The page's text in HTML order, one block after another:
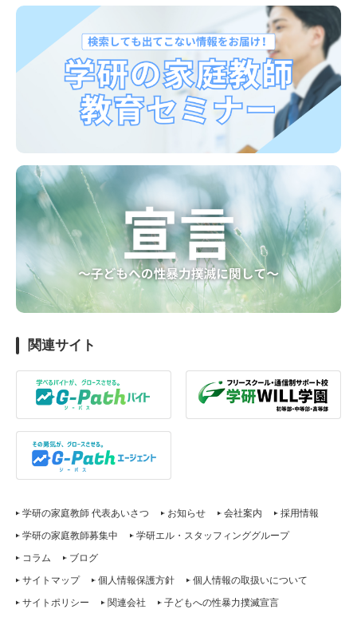
関連サイト
学研の家庭教師 代表あいさつ お知らせ 会社案内
採用情報
学研の家庭教師募集中
学研エル・スタッフィンググループ
コラム
ブログ
サイトマップ
個人情報保護方針
個人情報の取扱いについて
サイトポリシー
関連会社 子どもへの性暴力撲滅宣言